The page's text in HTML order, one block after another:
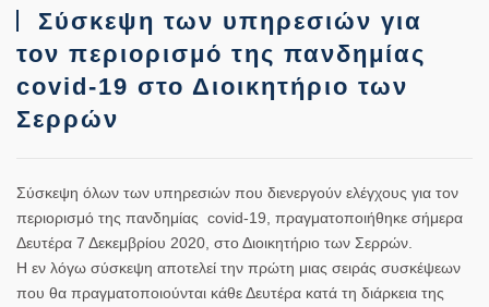
Σύσκεψη των υπηρεσιών για
τον περιορισμό της πανδημίας
covid-19 στο Διοικητήριο των
Σερρών
Σύσκεψη όλων των υπηρεσιών που διενεργούν ελέγχους για τον
περιορισμό της πανδημίας covid-19, πραγματοποιήθηκε σήμερα
Δευτέρα 7 Δεκεμβρίου 2020, στο Διοικητήριο των Σερρών.
Η εν λόγω σύσκεψη αποτελεί την πρώτη μιας σειράς συσκέψεων
που θα πραγματοποιούνται κάθε Δευτέρα κατά τη διάρκεια της